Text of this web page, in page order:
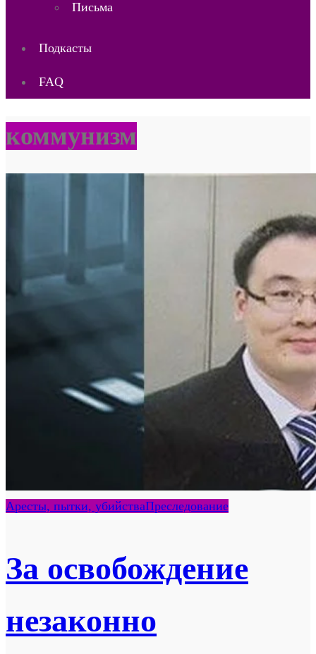
Письма
Подкасты
FAQ
коммунизм
Аресты, пытки, убийстваПреследование
За освобождение
незаконно